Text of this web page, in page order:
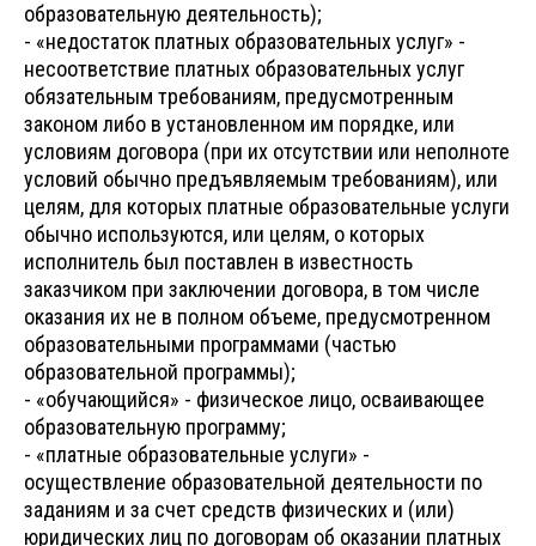
образовательную деятельность);
- «недостаток платных образовательных услуг» -
несоответствие платных образовательных услуг
обязательным требованиям, предусмотренным
законом либо в установленном им порядке, или
условиям договора (при их отсутствии или неполноте
условий обычно предъявляемым требованиям), или
целям, для которых платные образовательные услуги
обычно используются, или целям, о которых
исполнитель был поставлен в известность
заказчиком при заключении договора, в том числе
оказания их не в полном объеме, предусмотренном
образовательными программами (частью
образовательной программы);
- «обучающийся» - физическое лицо, осваивающее
образовательную программу;
- «платные образовательные услуги» -
осуществление образовательной деятельности по
заданиям и за счет средств физических и (или)
юридических лиц по договорам об оказании платных